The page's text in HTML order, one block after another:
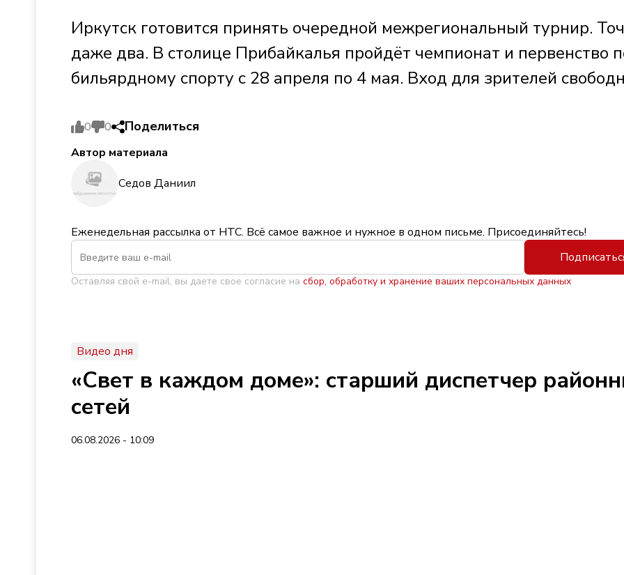
Иркутск готовится принять очередной межрегиональный турнир.
даже два. В столице Прибайкалья пройдёт чемпионат и первенство
бильярдному спорту с 28 апреля по 4 мая. Вход для зрителей
0 0 Поделиться
Автор материала
Седов Даниил
Еженедельная рассылка от НТС. Всё самое важное и нужное в одном письме. Присоединяйтесь!
Оставляя свой e-mail, вы даете свое согласие на сбор, обработку и хранение ваших персональных данных
Видео дня
«Свет в каждом доме»: старший диспетчер
сетей
06.08.2026 - 10:09